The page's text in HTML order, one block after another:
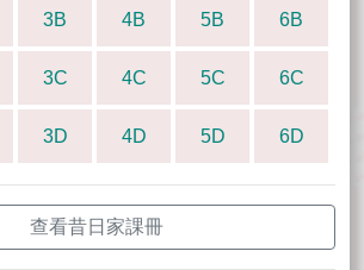
3B 4B 5B 6B
3C 4C 5C 6C
3D 4D 5D 6D
查看昔日家課冊